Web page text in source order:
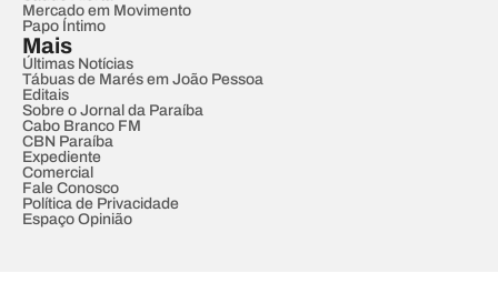
Mercado em Movimento
Papo Íntimo
Mais
Últimas Notícias
Tábuas de Marés em João Pessoa
Editais
Sobre o Jornal da Paraíba
Cabo Branco FM
CBN Paraíba
Expediente
Comercial
Fale Conosco
Política de Privacidade
Espaço Opinião